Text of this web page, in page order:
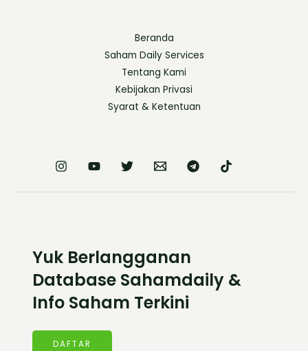
Beranda
Saham Daily Services
Tentang Kami
Kebijakan Privasi
Syarat & Ketentuan
Yuk Berlangganan
Database Sahamdaily &
Info Saham Terkini
DAFTAR